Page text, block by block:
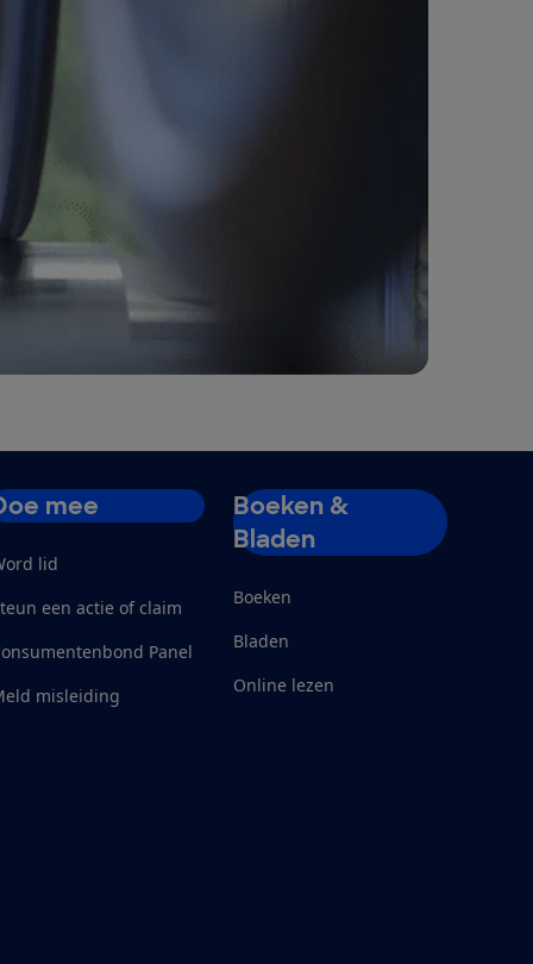
mee
lid
een actie of claim
Panel
misleiding
Boeken &
Bladen
Boeken
Bladen
Online lezen